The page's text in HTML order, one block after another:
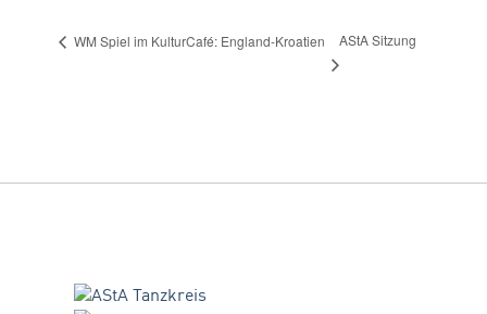
WM Spiel im KulturCafé: England-Kroatien AStA Sitzung